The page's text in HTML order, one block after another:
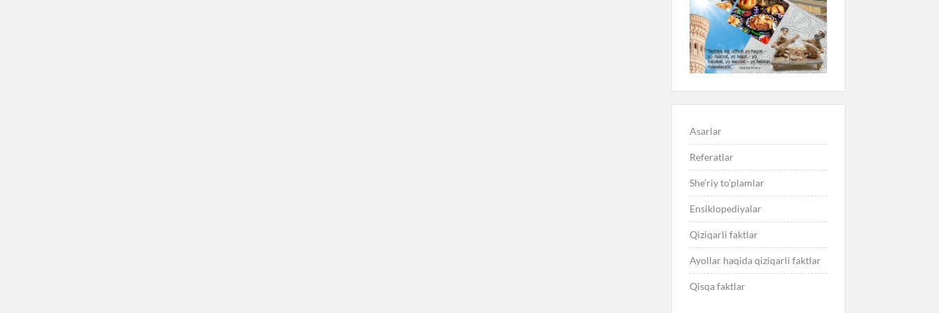
Asarlar
Referatlar
She’riy to’plamlar
Ensiklopediyalar
Qiziqarli faktlar
Ayollar haqida qiziqarli faktlar
Qisqa faktlar